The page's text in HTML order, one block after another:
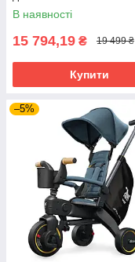
В наявності
15 794,19 ₴ 19 499 ₴
Купити
–5%